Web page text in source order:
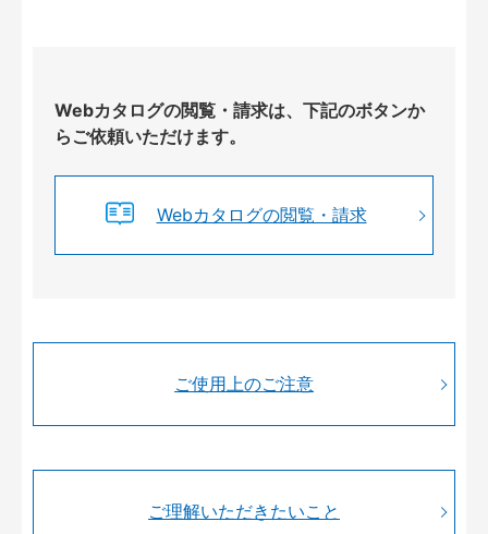
Webカタログの閲覧・請求は、下記のボタンか
らご依頼いただけます。
Webカタログの閲覧・請求
ご使用上のご注意
ご理解いただきたいこと